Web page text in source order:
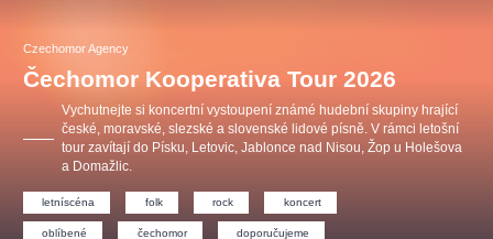
Prohlídky
Sport
Ostatní
Czechomor Agency
Čechomor Kooperativa Tour 2026
Vychutnejte si koncertní vystoupení známé hudební skupiny hrající
české, moravské, slezské a slovenské lidové písně. V rámci letošní
tour zavítají do Písku, Letovic, Jablonce nad Nisou, Žop u Holešova
a Domažlic.
letníscéna folk rock koncert
oblíbené čechomor doporučujeme
OBYČEJNÁ HOLKA
Agentura 44, s.r.o.
muzikálypraha